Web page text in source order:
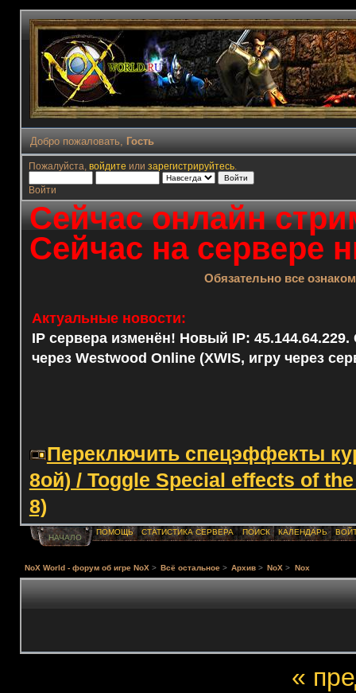
Добро пожаловать, Гость
Пожалуйста, войдите или зарегистрируйтесь.
Войти
Сейчас онлайн
Сейчас на сервере
Обязательно все
Актуальные новости:
IP сервера изменён! Новый IP: 45.144.64.229.
через Westwood Online (XWIS, игру через
Переключить спецэффекты
8ой) / Toggle Special effects of
8)
НАЧАЛО
ПОМОЩЬ СТАТИСТИКА СЕРВЕРА ПОИСК КАЛЕНДАРЬ
NoX World - форум об игре NoX > Всё остальное > Архив > NoX > Nox
«